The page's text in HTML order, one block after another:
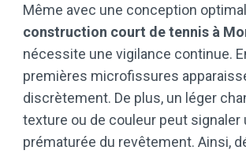
Même avec une conception
construction court de tennis à
nécessite une vigilance continue.
premières microfissures
discrètement. De plus, un léger
texture ou de couleur peut signaler
prématurée du revêtement. Ainsi,